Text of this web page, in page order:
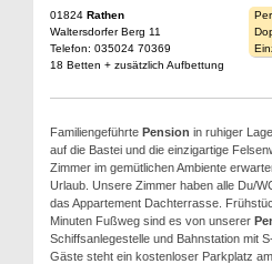
01824 Rathen
Waltersdorfer Berg 11
Telefon: 035024 70369
18 Betten + zusätzlich Aufbettung
Familiengeführte Pension in ruhiger
auf die Bastei und die einzigartige
Zimmer im gemütlichen Ambiente
Urlaub. Unsere Zimmer haben alle Du/
das Appartement Dachterrasse.
Minuten Fußweg sind es von unserer
Schiffsanlegestelle und Bahnstation mit
Gäste steht ein kostenloser Parkplatz